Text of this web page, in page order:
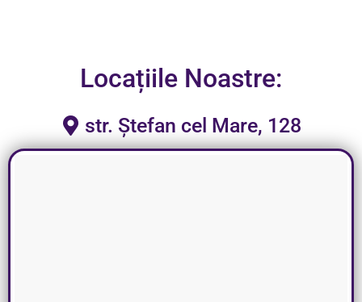
Locațiile Noastre:
str. Ștefan cel Mare, 128